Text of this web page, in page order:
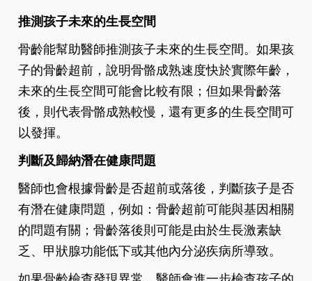
推測孩子未來的生長空間
骨齡能幫助醫師推測孩子未來的生長空間。如果孩
子的骨齡超前，說明骨骼成熟速度快於實際年齡，
未來的生長空間可能會比較有限；但如果骨齡落
後，則代表骨骼成熟較慢，還有更多的生長空間可
以發揮。
判斷及歸納潛在健康問題
醫師也會根據骨齡是否超前或落後，判斷孩子是否
有潛在健康問題，例如：骨齡超前可能與基因相關
的問題有關；骨齡落後則可能是由於生長激素缺
乏、甲狀腺功能低下或其他內分泌疾病所導致。